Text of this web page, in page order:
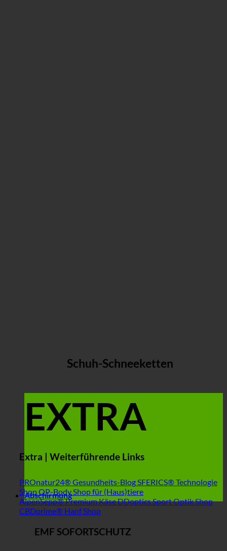
Schuh-Schneeketten
EXTRA
Extra | Weiterführende Links
PROnatur24® Gesundheits-Blog SFERICS® Technologie
ShopOP-Body Shop für (Haus)tiere
AlpenSepp® Premium KäseDDoptics Sport Optik Shop
CBDprime® Hanf Shop
Abschirmung
EMF SOFORTSCHUTZ